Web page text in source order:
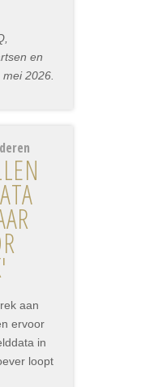
en
2026.
aan
ervoor
in
loopt